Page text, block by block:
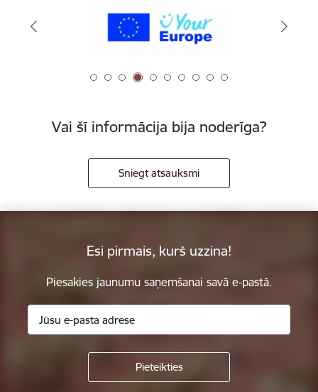
Vai šī informācija bija noderīga?
Sniegt atsauksmi
Esi pirmais, kurš uzzina!
Piesakies jaunumu saņemšanai savā e-pastā.